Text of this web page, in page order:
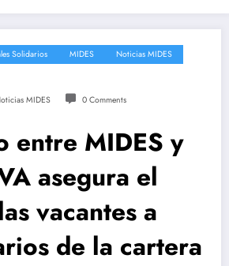
Solidarios MIDES
Noticias MIDES
MIDES 0 Comments
entre MIDES y
asegura el
vacantes a
de la cartera